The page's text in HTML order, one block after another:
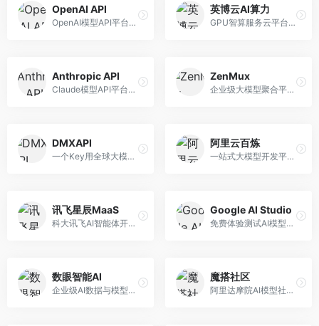
OpenAI API
OpenAI模型API平台，提供GPT系列模型服务。面向开发者，提供模型API、微调服务、Assistants API等，是AI开发领域的基础设施。
英博云AI算力
GPU智算服务云平台，专注于AI算力租赁。面向AI研究者和企业，提供GPU租赁、模型训练、推理服务等，算力资源丰富。
Anthropic API
Claude模型API平台，专注于安全可靠的AI服务。面向开发者，提供Claude系列模型API、安全特性、企业级服务等，API质量高。
ZenMux
企业级大模型聚合平台，专注于企业AI服务。面向企业用户，提供多模型管理、安全合规、成本优化等服务，企业级功能完善。
DMXAPI
一个Key用全球大模型的聚合平台。面向开发者，提供多模型统一API、简化接入、成本控制等服务，接入便捷。
阿里云百炼
一站式大模型开发平台，深度整合阿里云服务。面向企业开发者和AI团队，提供模型训练、微调、部署、应用开发等全流程服务，企业级功能完善。
讯飞星辰MaaS
科大讯飞AI智能体开发平台，专注于企业级模型服务。面向企业用户，提供模型调用、智能体创建、行业解决方案等服务，中文能力突出。
Google AI Studio
免费体验测试AI模型的平台，深度整合Google生态。面向开发者和研究者，提供Gemini模型体验、API密钥管理、提示词测试等服务，免费使用。
数眼智能AI
企业级AI数据与模型服务平台，专注于数据驱动AI。面向企业用户，提供数据管理、模型训练、部署服务等，数据治理能力强。
魔搭社区
阿里达摩院AI模型社区，专注于中文AI生态。面向中文开发者，提供开源模型、数据集、开发工具等资源，中文模型丰富。